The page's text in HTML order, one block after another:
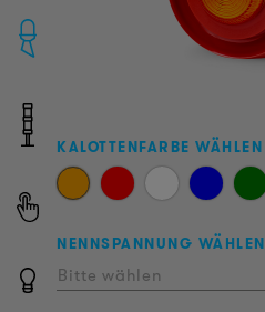
KALOTTENFARBE WÄHLEN
NENNSPANNUNG WÄHLEN
Bitte wählen